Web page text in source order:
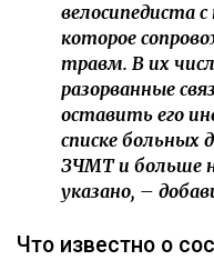
велосипедиста
которое
травм. В их
разорванные
оставить его
списке больных
ЗЧМТ и больше
указано, –
Что известно о